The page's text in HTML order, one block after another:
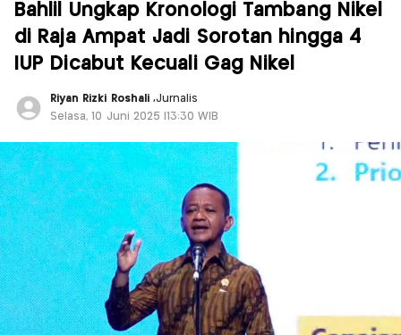
Bahlil Ungkap Kronologi Tambang Nikel
di Raja Ampat Jadi Sorotan hingga 4
IUP Dicabut Kecuali Gag Nikel
Riyan Rizki Roshali ,Jurnalis
Selasa, 10 Juni 2025 |13:30 WIB